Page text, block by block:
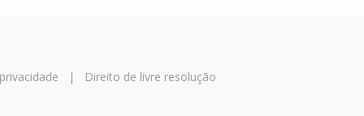
| Direito de livre resolução